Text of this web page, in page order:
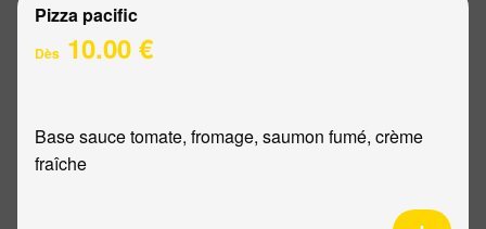
Pizza pacific
Dès 10.00 €
Base sauce tomate, fromage, saumon fumé, crème
fraîche